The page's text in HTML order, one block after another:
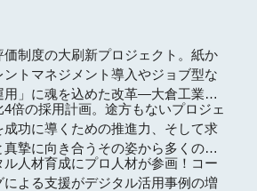
価制度の大刷新プロジェクト。紙か
ントマネジメント導入やジョブ型な
用」に魂を込めた改革―大倉工業株
4倍の採用計画。途方もないプロジェ
成功に導くための推進力、そして求
真摯に向き合うその姿から多くのこ
んだ
ル人材育成にプロ人材が参画！コー
による支援がデジタル活用事例の増